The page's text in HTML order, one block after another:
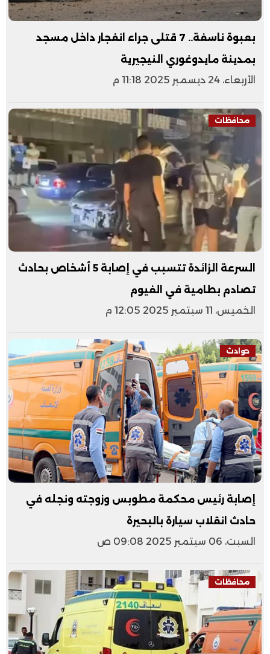
بعبوة ناسفة.. 7 قتلى جراء انفجار داخل مسجد
بمدينة مايدوغوري النيجيرية
الأربعاء، 24 ديسمبر 2025 11:18 م
محافظات
السرعة الزائدة تتسبب في إصابة 5 أشخاص بحادث
تصادم بطامية في الفيوم
الخميس، 11 سبتمبر 2025 12:05 م
حوادث
إصابة رئيس محكمة مطوبس وزوجته ونجله في
حادث انقلاب سيارة بالبحيرة
السبت، 06 سبتمبر 2025 09:08 ص
محافظات